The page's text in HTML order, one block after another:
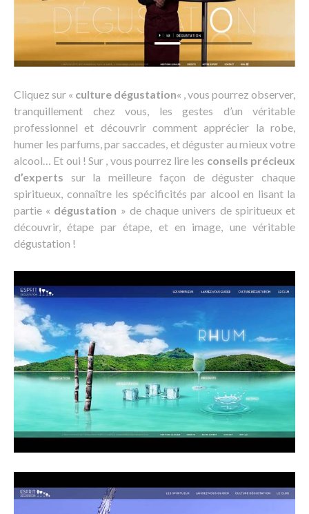
Cliquez sur « culture dégustation« , vous pourrez observer,
tranquillement chez vous, les gestes d’un véritable
professionnel et découvrir comment apprécier la robe,
humer les parfums, par saccades, et déguster au mieux votre
alcool… Et oui ! Sur , vous pourrez lire les conseils précieux
d’experts sur la meilleure façon de déguster chaque
spiritueux, connaître les spécificités par alcool en lisant la
partie « dégustation » de chaque univers de spiritueux et
découvrir, étape par étape, et en image, une véritable
dégustation !